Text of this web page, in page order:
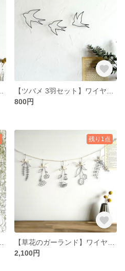
800円
残り1点
2,100円